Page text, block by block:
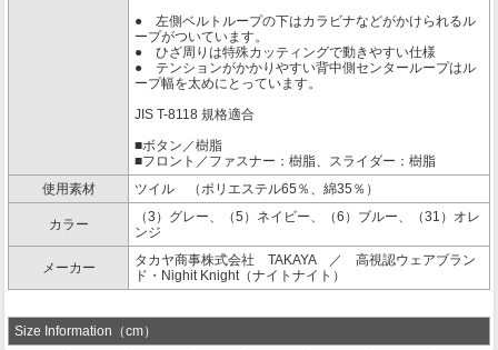
● 左側ベルトループの下はカラビナなどがかけられるル
ープがついています。
● ひざ周りは特殊カッティングで動きやすい仕様
● テンションがかかりやすい背中側センターループはル
ープ幅を太めにとっています。
JIS T-8118 規格適合
■ボタン／樹脂
■フロント／ファスナー：樹脂、スライダー：樹脂
使用素材
ツイル （ポリエステル65％、綿35％）
カラー
（3）グレー、（5）ネイビー、（6）ブルー、（31）オレ
ンジ
メーカー
タカヤ商事株式会社 TAKAYA ／ 高視認ウェアブラン
ド・Nighit Knight（ナイトナイト）
Size Information（cm）